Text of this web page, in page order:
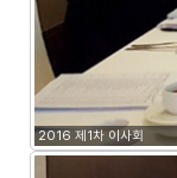
2016 제1차 이사회